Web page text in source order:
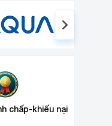
chấp-khiếu nại